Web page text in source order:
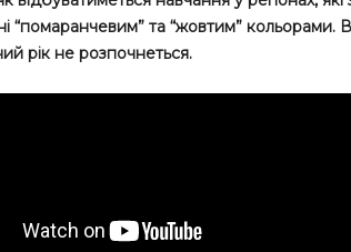
“помаранчевим” та “жовтим” кольорами.
рік не розпочнеться.